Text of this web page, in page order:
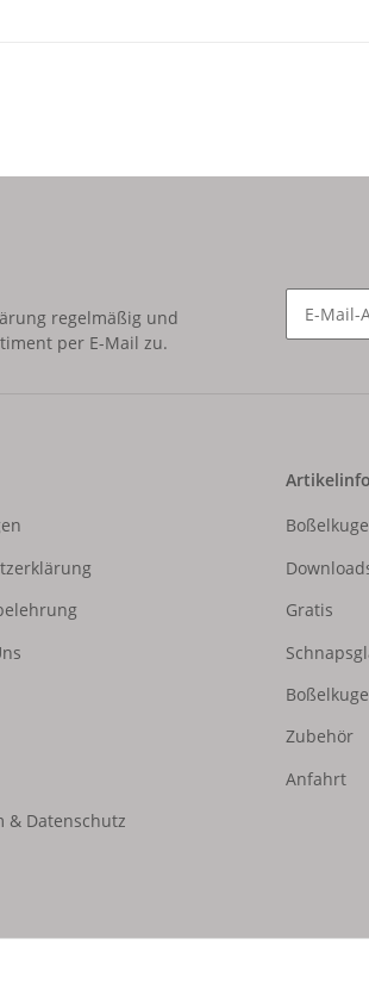
regelmäßig und
per E-Mail zu.
& Datenschutz
Gratis
Zubehör
Anfahrt